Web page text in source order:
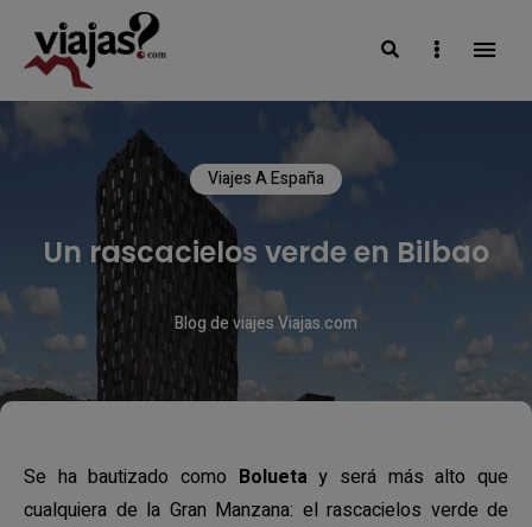
VIAJAS BLOG
SearchSidebar
Viajes A España
Un rascacielos verde en Bilbao
Blog de viajes Viajas.com
Se ha bautizado como Bolueta y será más alto que
cualquiera de la Gran Manzana: el rascacielos verde de